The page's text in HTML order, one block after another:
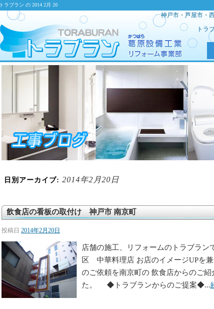
トラブラン の 2014 2月 20
神戸市・芦屋市・
トラ
日別アーカイブ: 2014年2月20日
飲食店の看板の取付け 神戸市 南京町
投稿日 2014年2月20日
店舗の施工、リフォームのトラブラン
区 中華料理店 お店のイメージUPを兼
のご依頼を南京町の 飲食店からのご紹
た。 ◆トラブランからのご提案◆...